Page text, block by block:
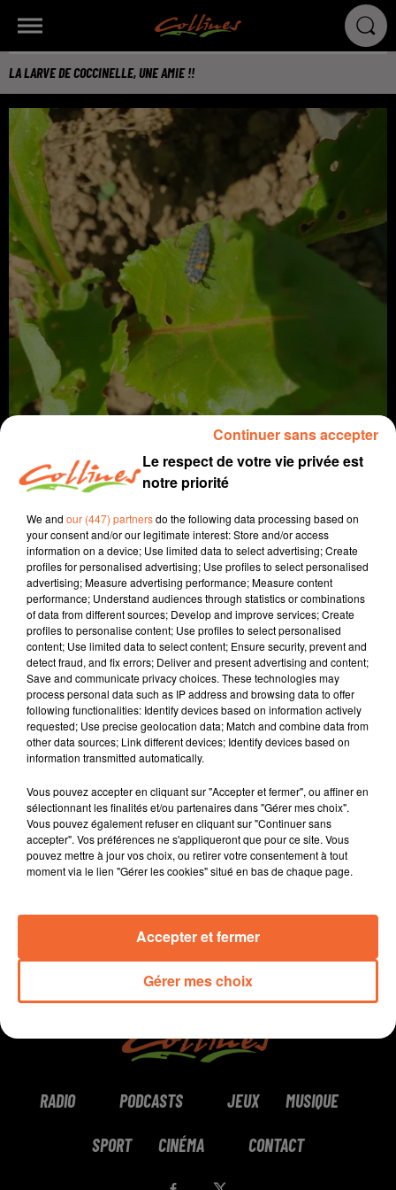
LA LARVE DE COCCINELLE, UNE AMIE !!
agriculture
27 juin 2024 - 5 min 44 sec
LA LARVE DE COCCINELLE, UNE AMIE !!
Jacqueline Pinon
A travers champs
Avec Ludo et Jacqueline, COLLINES porte un regard
différent sur l'agriculture chaque semaine le jeudi à
7h40 et le dimanche à 9h30.
0:00 5 min 44 sec
RADIO PODCASTS JEUX MUSIQUE
SPORT CINÉMA CONTACT
Le respect de votre vie privée est
notre priorité
We and our (447) partnersdo the following data processing based on
your consent and/or our legitimate interest: Store and/or access
information on a device; Use limited data to select advertising; Create
profiles for personalised advertising; Use profiles to select personalised
advertising; Measure advertising performance; Measure content
performance; Understand audiences through statistics or combinations
of data from different sources; Develop and improve services; Create
profiles to personalise content; Use profiles to select personalised
content; Use limited data to select content; Ensure security, prevent and
detect fraud, and fix errors; Deliver and present advertising and content;
Save and communicate privacy choices. These technologies may
process personal data such as IP address and browsing data to offer
following functionalities: Identify devices based on information actively
requested; Use precise geolocation data; Match and combine data from
other data sources; Link different devices; Identify devices based on
information transmitted automatically.
Vous pouvez accepter en cliquant sur "Accepter et fermer", ou affiner en
sélectionnant les finalités et/ou partenaires dans "Gérer mes choix".
Vous pouvez également refuser en cliquant sur "Continuer sans
accepter". Vos préférences ne s'appliqueront que pour ce site. Vous
pouvez mettre à jour vos choix, ou retirer votre consentement à tout
moment via le lien "Gérer les cookies" situé en bas de chaque page.
Gérer mes choix
Accepter et fermer
Continuer sans accepter